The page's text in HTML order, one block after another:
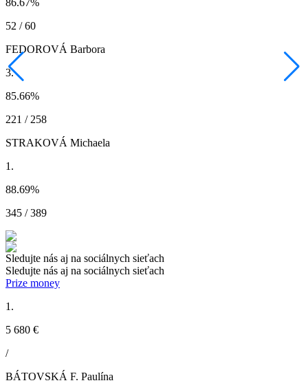
52 / 60
FEDOROVÁ Barbora
3.
85.66%
221 / 258
STRAKOVÁ Michaela
1.
88.69%
345 / 389
Sledujte nás aj na sociálnych sieťach
Sledujte nás aj na sociálnych sieťach
Prize money
1.
5 680 €
/
BÁTOVSKÁ F. Paulína